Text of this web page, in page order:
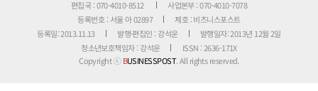
편집국 : 070-4010-8512
사업본부 : 070-4010-7078
등록번호 : 서울 아 02897
제호 : 비즈니스포스트
등록일: 2013.11.13
발행·편집인 : 강석운
발행일자: 2013년 12월 2일
청소년보호책임자 : 강석운
ISSN : 2636-171X
Copyright ⓒBUSINESSPOST. All rights reserved.